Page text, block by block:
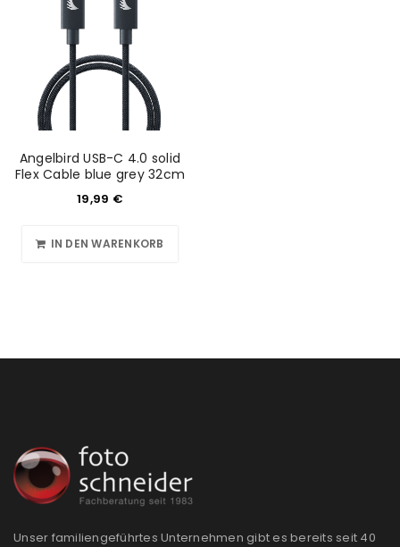
Angelbird USB-C 4.0 solid
Flex Cable blue grey 32cm
19,99 €
IN DEN WARENKORB
Unser familiengeführtes Unternehmen gibt es bereits seit 40